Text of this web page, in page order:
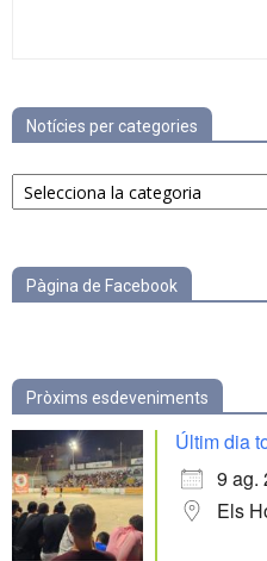
Notícies per categories
Notícies
per
Pàgina de Facebook
Pròxims esdeveniments
Últim dia
9 ag.
Els